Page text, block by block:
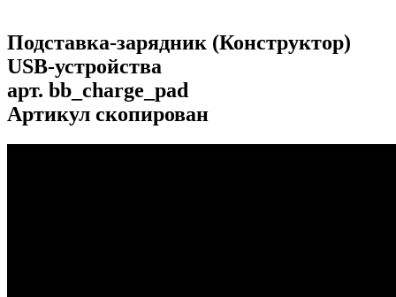
Подставка-зарядник (Конструктор)
USB-устройства
арт. bb_charge_pad
Артикул скопирован